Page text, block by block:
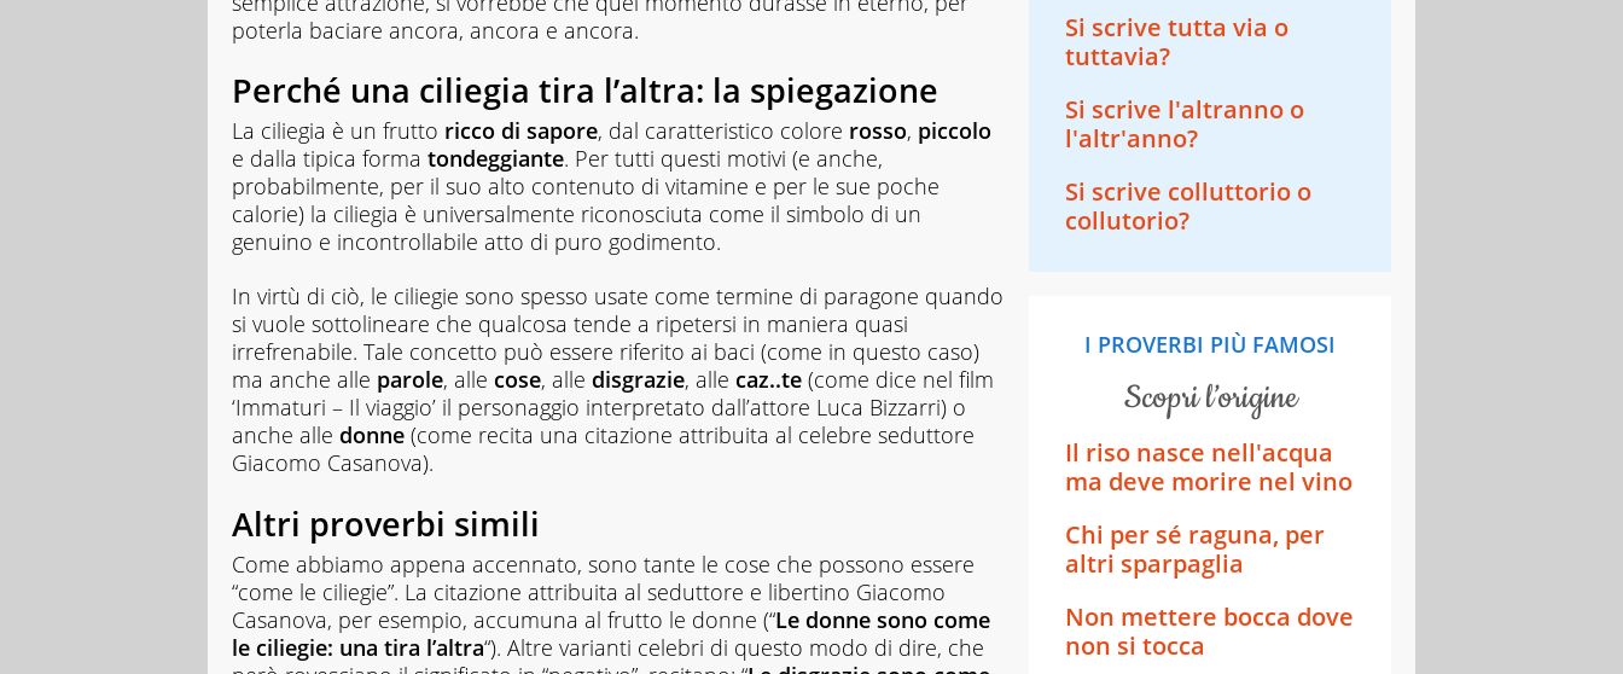
poterla baciare ancora, ancora e ancora.
Perché una ciliegia tira l’altra: la spiegazione
La ciliegia è un frutto ricco di sapore, dal caratteristico colore rosso, piccolo
e dalla tipica forma tondeggiante. Per tutti questi motivi (e anche,
probabilmente, per il suo alto contenuto di vitamine e per le sue poche
calorie) la ciliegia è universalmente riconosciuta come il simbolo di un
genuino e incontrollabile atto di puro godimento.
In virtù di ciò, le ciliegie sono spesso usate come termine di paragone quando
si vuole sottolineare che qualcosa tende a ripetersi in maniera quasi
irrefrenabile. Tale concetto può essere riferito ai baci (come in questo caso)
ma anche alle parole, alle cose, alle disgrazie, alle caz..te (come dice nel film
‘Immaturi – Il viaggio’ il personaggio interpretato dall’attore Luca Bizzarri) o
anche alle donne (come recita una citazione attribuita al celebre seduttore
Giacomo Casanova).
Altri proverbi simili
Come abbiamo appena accennato, sono tante le cose che possono essere
“come le ciliegie”. La citazione attribuita al seduttore e libertino Giacomo
Casanova, per esempio, accumuna al frutto le donne (“Le donne sono come
le ciliegie: una tira l’altra“). Altre varianti celebri di questo modo di dire, che
Si scrive tutta via o
tuttavia?
Si scrive l'altranno o
l'altr'anno?
Si scrive colluttorio o
collutorio?
I PROVERBI PIÙ FAMOSI
scopri l’origine
Il riso nasce nell'acqua
ma deve morire nel vino
Chi per sé raguna, per
altri sparpaglia
Non mettere bocca dove
non si tocca